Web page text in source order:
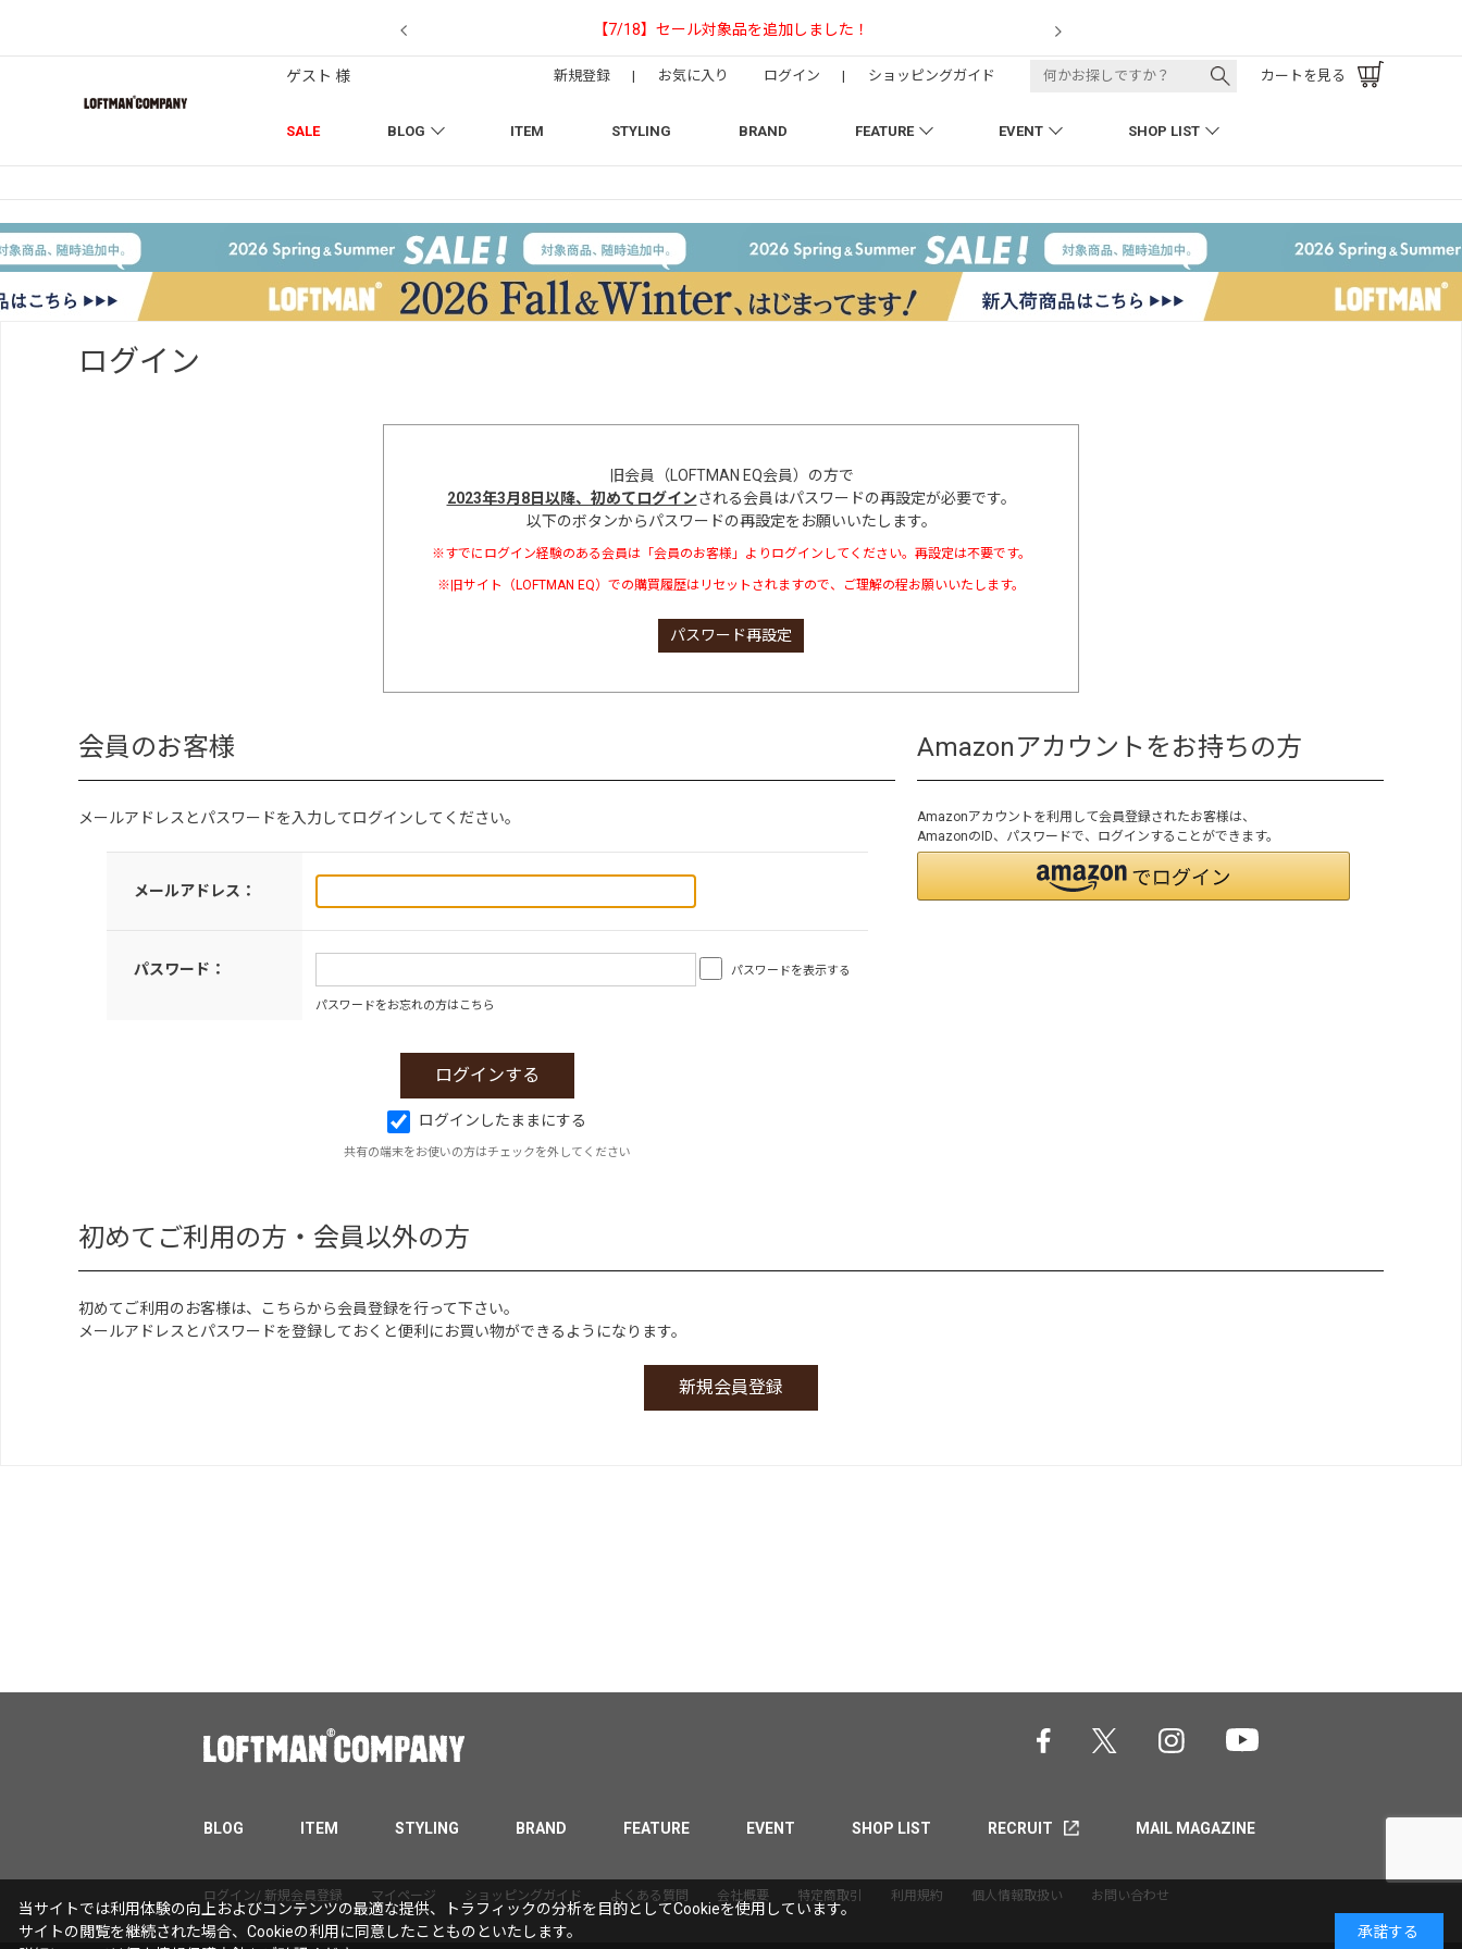
【NEEDLESの別注】50周年 H.D. Track Pant
SALE BLOG ITEM STYLING BRAND FEATURE EVENT SHOP LIST
ゲスト 様 新規登録 | お気に入り ログイン | ショッピングガイド カートを見る
ログイン
旧会員（LOFTMAN EQ会員）の方で
2023年3月8日以降、初めてログインされる会員はパスワードの再設定が必要です。
以下のボタンからパスワードの再設定をお願いいたします。
※すでにログイン経験のある会員は「会員のお客様」よりログインしてください。再設定は不要です。
※旧サイト（LOFTMAN EQ）での購買履歴はリセットされますので、ご理解の程お願いいたします。
パスワード再設定
会員のお客様
メールアドレスとパスワードを入力してログインしてください。
メールアドレス：
パスワード： パスワードを表示する
パスワードをお忘れの方はこちら
ログインしたままにする
共有の端末をお使いの方はチェックを外してください
Amazonアカウントをお持ちの方
Amazonアカウントを利用して会員登録されたお客様は、
AmazonのID、パスワードで、ログインすることができます。
初めてご利用の方・会員以外の方
初めてご利用のお客様は、こちらから会員登録を行って下さい。
メールアドレスとパスワードを登録しておくと便利にお買い物ができるようになります。
BLOG ITEM STYLING BRAND FEATURE EVENT SHOP LIST RECRUIT MAIL MAGAZINE
ログイン/ 新規会員登録 マイページ ショッピングガイド よくある質問 会社概要 特定商取引 利用規約 個人情報取扱い お問い合わせ
当サイトでは利用体験の向上およびコンテンツの最適な提供、トラフィックの分析を目的としてCookieを使用しています。
サイトの閲覧を継続された場合、Cookieの利用に同意したことものといたします。
承諾する